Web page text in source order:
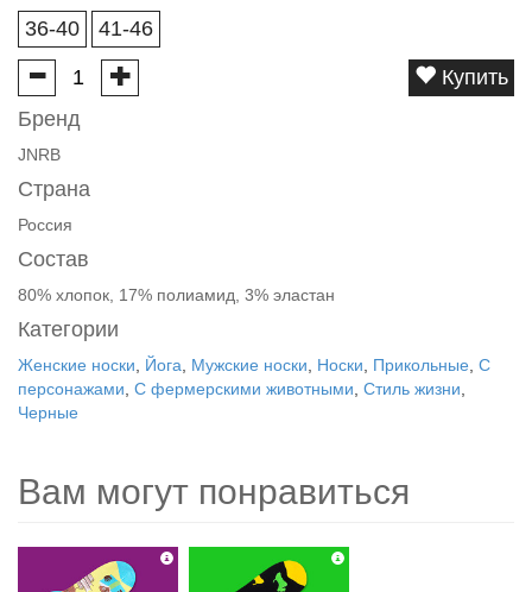
36-40
41-46
Купить
Бренд
JNRB
Страна
Россия
Состав
80% хлопок, 17% полиамид, 3% эластан
Категории
Женские носки Йога Мужские носки Носки Прикольные С
персонажами С фермерскими животными Стиль жизни
Черные
Вам могут понравиться